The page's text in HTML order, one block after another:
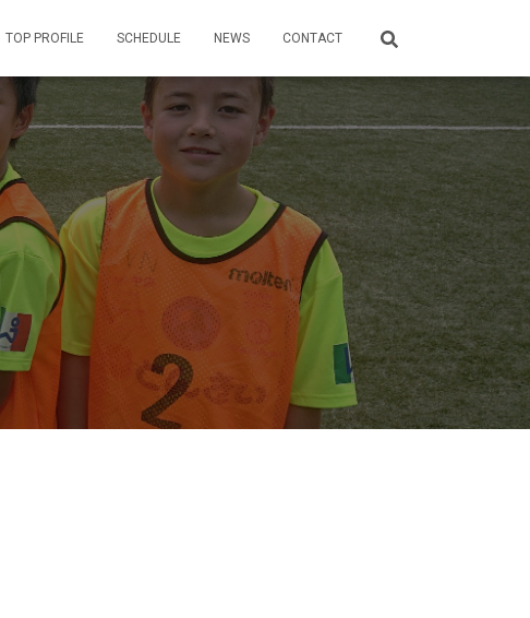
TOP PROFILE SCHEDULE NEWS CONTACT